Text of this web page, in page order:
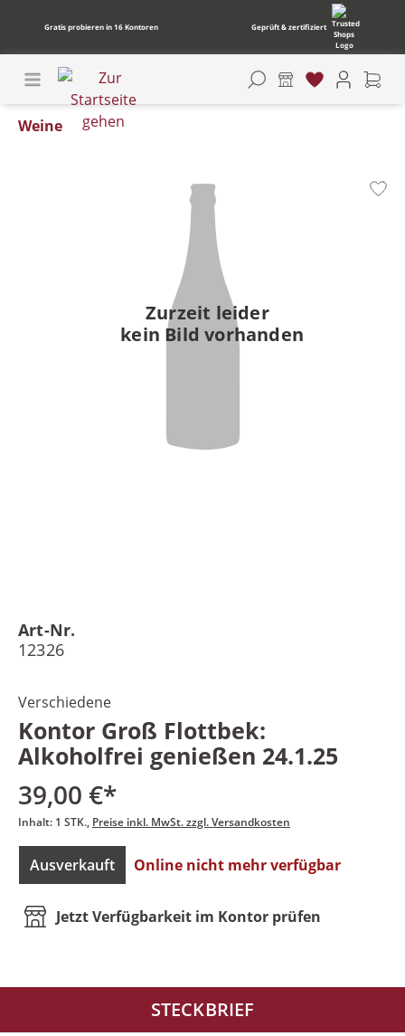
Gratis probieren in 16 Kontoren Geprüft & zertifiziert
Weine
Zurzeit leider
kein Bild vorhanden
Art-Nr.
12326
Verschiedene
Kontor Groß Flottbek:
Alkoholfrei genießen 24.1.25
39,00 €*
Inhalt: 1 STK. Preise inkl. MwSt. zzgl. Versandkosten
Ausverkauft Online nicht mehr verfügbar
Jetzt Verfügbarkeit im Kontor prüfen
STECKBRIEF